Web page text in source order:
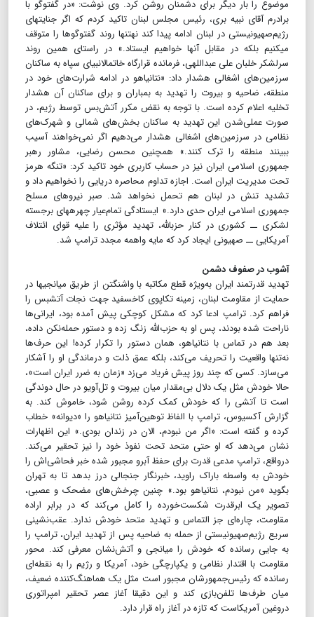
موضوع را بار دیگر برای دشمنان روشن کرد. وی نوشت: «در گفت‎وگو با
برادرم آقای نبیه بری، رئیس مجلس لبنان تاکید کردم که اگر جنایت‎های
رژیم‌صهیونیستی در لبنان ادامه پیدا کند نه‎تنها روند گفت‎وگوها را متوقف
می‎کنیم بلکه در مقابل آنها خواهیم ایستاد.» در راستای همین روند
سرلشکر خلبان علی عبداللهی، فرمانده قرارگاه خاتم‎الانبیای سپاه به ساکنان
سرزمین‌های اشغالی هشدار داد: «نتانیاهو در ادامه شرارت‌های خود در
منطقه، ضاحیه و بیروت را تهدید به بمباران و برای ساکنان آن هشدار
تخلیه اعلام کرده است. با توجه به نقض مکرر آتش‌بس توسط رژیم، در
صورت عملی‌شدن این تهدید به ساکنان بخش‌های شمالی و شهرک‌های
نظامی در سرزمین‌های اشغالی هشدار می‌دهیم اگر نمی‌خواهند آسیب
ببینند منطقه را ترک کنند.» همچنین محسن رضایی، مشاور رهبر
جمهوری اسلامی ایران نیز در حساب کاربری خود تاکید کرد: «تنگه هرمز
تحت مدیریت ایران است. اجازه تداوم محاصره دریایی را نخواهیم داد و
تشدید تنش در لبنان هم تحمل نخواهد شد. صبر نیروهای مسلح
جمهوری اسلامی ایران حدی دارد.» ایستادگی تمام‌عیار چهره‎های برجسته
لشکری ــ کشوری در کنار حزب‎الله، تهدید مؤثری را علیه قوای ائتلاف
آمریکایی ــ صهیونی ایجاد کرد که مایه واهمه مجدد ترامپ شد.
آشوب در صفوف دشمن
تهدید قدرتمند ایران به‌ویژه قطع مکاتبه با واشنگتن از طریق میانجی‎ها در
حمایت از مقاومت لبنان، زمینه تکاپوی کاخ‎سفید جهت نجات آتش‎بس را
فراهم کرد. ترامپ ادعا کرد که مشکل کوچکی پیش آمده بود، ایرانی‌ها
ناراحت شده بودند، پس او به حزب‌الله زنگ زده و دستور حمله‌نکن داده،
بعد هم در تماس با نتانیاهو، همان دستور را تکرار کرده! این حرف‌ها
نه‌تنها واقعیت را تحریف می‌کند، بلکه عمق ذلت و درماندگی او را آشکار
می‌سازد. کسی که چند روز پیش فریاد می‌زد «زمان به ضرر ایران است»،
حالا خودش مثل یک دلال بی‌مقدار میان بیروت و تل‌آویو در حال دوندگی
است تا آتشی را که خودش کمک کرده روشن شود، خاموش کند. به
گزارش آکسیوس، ترامپ با الفاظ توهین‌آمیز نتانیاهو را «دیوانه» خطاب
کرده و گفته است: «اگر من نبودم، الان در زندان بودی.» این اظهارات
نشان می‌دهد که او حتی متحد تحت نفوذ خود را نیز تحقیر می‌کند.
درواقع، ترامپ مدعی قدرت برای حفظ آبرو مجبور شده خبر فحاشی‌اش را
خودش به واسطه باراک راوید، خبرنگار جنجالی درز بدهد تا به تهران
بگوید «من نبودم، نتانیاهو بود.» چنین چرخش‌های مضحک و عصبی،
تصویر یک ابرقدرت شکست‌خورده را کامل می‌کند که در برابر اراده
مقاومت، چاره‌ای جز التماس و تهدید متحد خودش ندارد. عقب‌نشینی
سریع رژیم‌صهیونیستی از حمله به ضاحیه پس از تهدید ایران، ترامپ را
به جایی رسانده که خودش را میانجی و آتش‌نشان معرفی کند. محور
مقاومت با اقتدار نظامی و یکپارچگی خود، آمریکا و رژیم را به نقطه‌ای
رسانده که رئیس‌جمهورشان مجبور است مثل یک هماهنگ‌کننده ضعیف،
میان طرف‌ها تلفن‌بازی کند و این دقیقا آغاز عصر تحقیر امپراتوری
دروغین آمریکاست که تازه در آغاز راه قرار دارد.